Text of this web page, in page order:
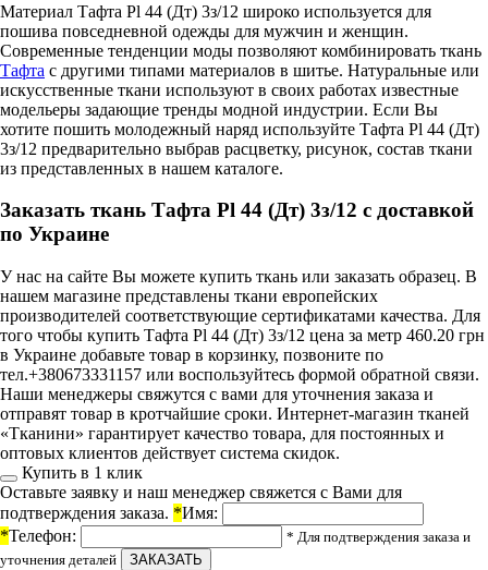
Материал Тафта Pl 44 (Дт) 3з/12 широко используется для
пошива повседневной одежды для мужчин и женщин.
Современные тенденции моды позволяют комбинировать ткань
Тафта с другими типами материалов в шитье. Натуральные или
искусственные ткани используют в своих работах известные
модельеры задающие тренды модной индустрии. Если Вы
хотите пошить молодежный наряд используйте Тафта Pl 44 (Дт)
3з/12 предварительно выбрав расцветку, рисунок, состав ткани
из представленных в нашем каталоге.
Заказать ткань Тафта Pl 44 (Дт) 3з/12 с доставкой
по Украине
У нас на сайте Вы можете купить ткань или заказать образец. В
нашем магазине представлены ткани европейских
производителей соответствующие сертификатами качества. Для
того чтобы купить Тафта Pl 44 (Дт) 3з/12 цена за метр 460.20 грн
в Украине добавьте товар в корзинку, позвоните по
тел.+380673331157 или воспользуйтесь формой обратной связи.
Наши менеджеры свяжутся с вами для уточнения заказа и
отправят товар в кротчайшие сроки. Интернет-магазин тканей
«Тканини» гарантирует качество товара, для постоянных и
оптовых клиентов действует система скидок.
Купить в 1 клик
Оставьте заявку и наш менеджер свяжется с Вами для
подтверждения заказа. *Имя:
*Телефон:
* Для подтверждения заказа и
уточнения деталей